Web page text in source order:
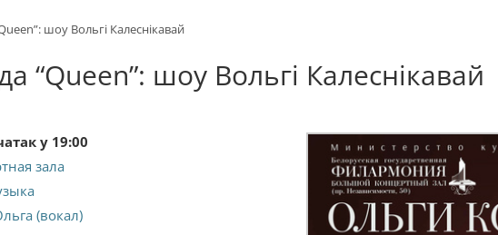
шоу Вольгі Калеснікавай
“Queen”: шоу Вольгі Калеснікавай
у 19:00
зала
(вокал)